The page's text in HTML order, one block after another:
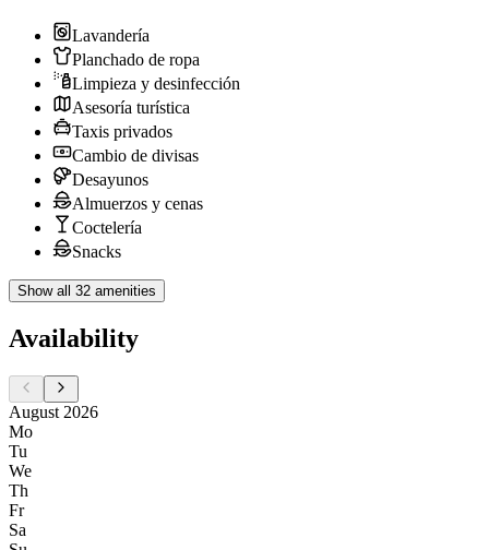
Lavandería
Planchado de ropa
Limpieza y desinfección
Asesoría turística
Taxis privados
Cambio de divisas
Desayunos
Almuerzos y cenas
Coctelería
Snacks
Show all 32 amenities
Availability
August 2026
Mo
Tu
We
Th
Fr
Sa